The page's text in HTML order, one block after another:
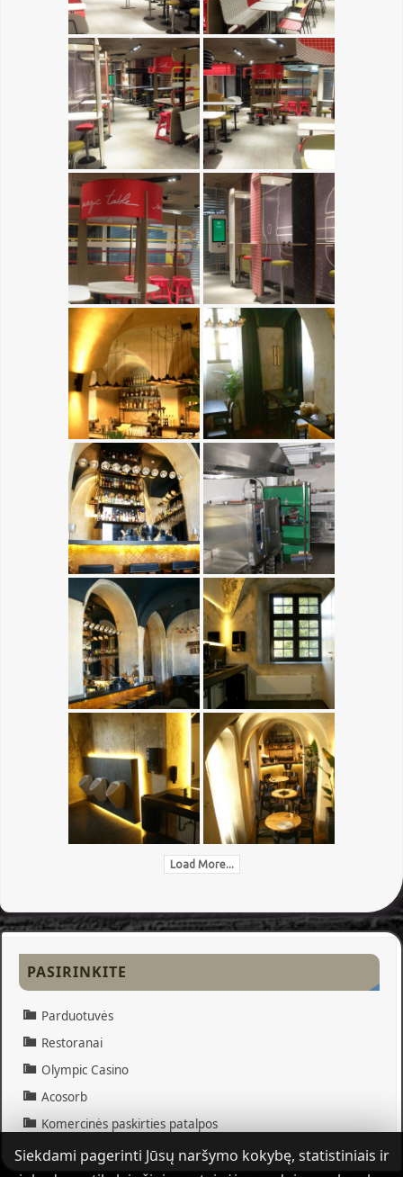
Load More...
PASIRINKITE
Parduotuvės
Restoranai
Olympic Casino
Acosorb
Komercinės paskirties patalpos
Siekdami pagerinti Jūsų naršymo kokybę, statistiniais ir